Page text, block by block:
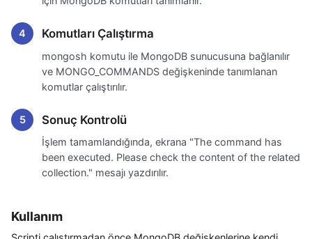
Komutları Çalıştırma
mongosh komutu ile MongoDB sunucusuna bağlanılır
ve MONGO_COMMANDS değişkeninde tanımlanan
komutlar çalıştırılır.
Sonuç Kontrolü
İşlem tamamlandığında, ekrana "The command has
been executed. Please check the content of the related
collection." mesajı yazdırılır.
Kullanım